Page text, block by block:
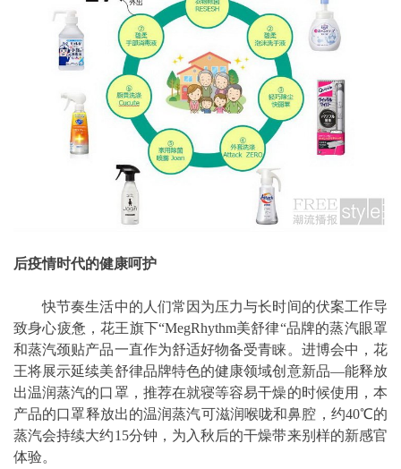
后疫情时代的健康呵护
快节奏生活中的人们常因为压力与长时间的伏案工作导
致身心疲惫，花王旗下“MegRhythm美舒律“品牌的蒸汽眼罩
和蒸汽颈贴产品一直作为舒适好物备受青睐。进博会中，花
王将展示延续美舒律品牌特色的健康领域创意新品—能释放
出温润蒸汽的口罩，推荐在就寝等容易干燥的时候使用，本
产品的口罩释放出的温润蒸汽可滋润喉咙和鼻腔，约40℃的
蒸汽会持续大约15分钟，为入秋后的干燥带来别样的新感官
体验。